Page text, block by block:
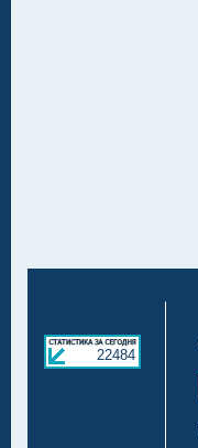
22484